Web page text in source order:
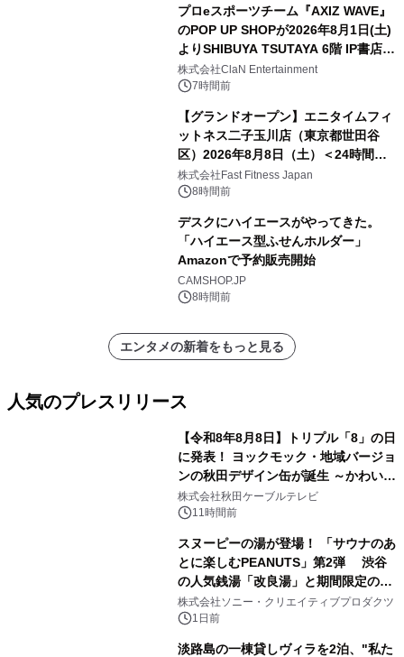
プロeスポーツチーム『AXIZ WAVE』
のPOP UP SHOPが2026年8月1日(土)
よりSHIBUYA TSUTAYA 6階 IP書店で
開催決定！！
株式会社ClaN Entertainment
7時間前
【グランドオープン】エニタイムフィ
ットネス二子玉川店（東京都世田谷
区）2026年8月8日（土）＜24時間年
中無休のフィットネスジム＞
株式会社Fast Fitness Japan
8時間前
デスクにハイエースがやってきた。
「ハイエース型ふせんホルダー」
Amazonで予約販売開始
CAMSHOP.JP
8時間前
エンタメの新着をもっと見る
人気のプレスリリース
【令和8年8月8日】トリプル「8」の日
に発表！ ヨックモック・地域バージョ
ンの秋田デザイン缶が誕生 ～かわいい
秋田犬の子犬と秋田の四季と名所を巡
るパッケージ～ 9月1日(火)秋田県内で
株式会社秋田ケーブルテレビ
11時間前
スヌーピーの湯が登場！ 「サウナのあ
とに楽しむPEANUTS」第2弾 渋谷
の人気銭湯「改良湯」と期間限定のコ
ラボレーション サウナイキタイコラ
ボグッズも発売決定！
株式会社ソニー・クリエイティブプロダクツ
1日前
淡路島の一棟貸しヴィラを2泊、"私た